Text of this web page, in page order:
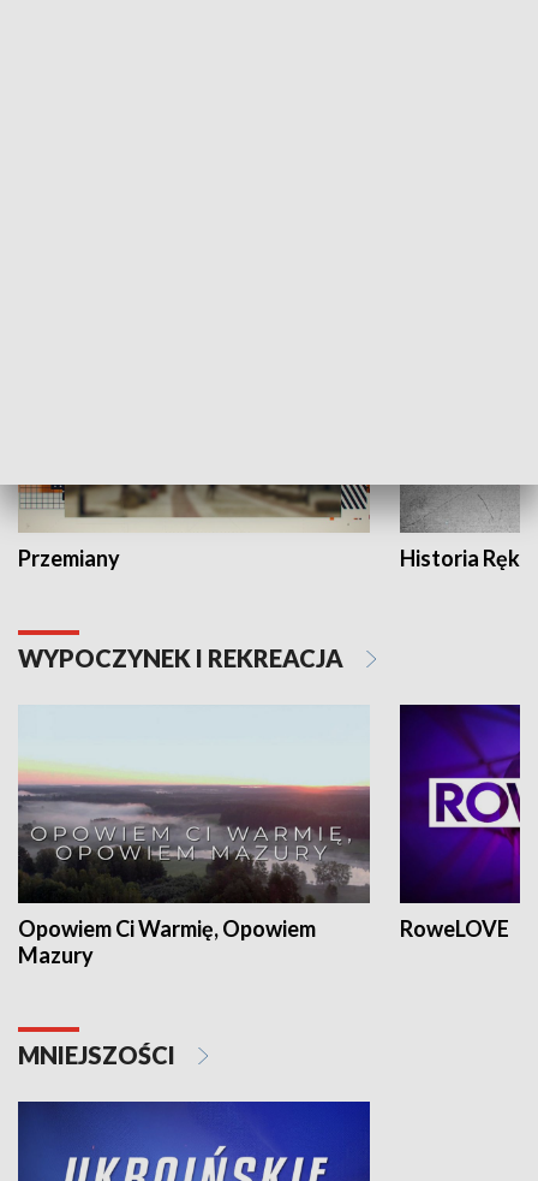
Przemiany Historia Ręką
WYPOCZYNEK I REKREACJA
Opowiem Ci Warmię, Opowiem
Mazury
RoweLOVE
MNIEJSZOŚCI